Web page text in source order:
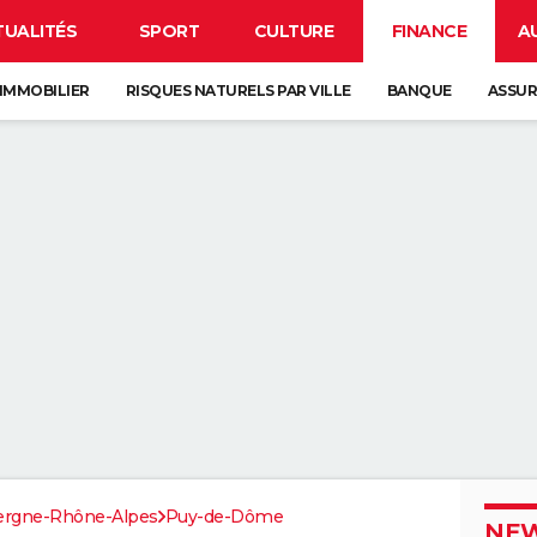
SPORT CULTURE FINANCE
RISQUES NATURELS PAR VILLE BANQUE
Rhône-Alpes Puy-de-Dôme